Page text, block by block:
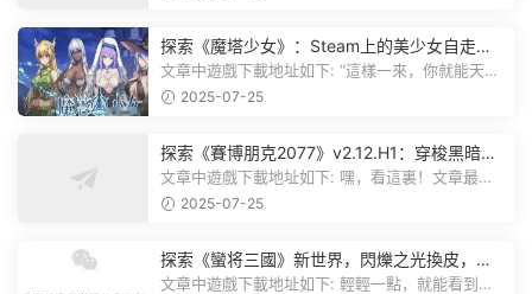
探索《魔塔少女》：Steam上的美少女自走
棋，戰鬥與策略的雙重盛宴！
文章中遊戲下載地址如下: “這樣一來，你就能天天
2025-07-25
探索《賽博朋克2077》v2.12.H1：穿梭黑暗都
市，感受未來世界的震撼
文章中遊戲下載地址如下: 嘿，看這裏！文章最後
有個圖片，點一下就能加入我們的...
2025-07-25
探索《蠻将三國》新世界，閃爍之光換皮，共
赴手遊盛宴！
文章中遊戲下載地址如下: 輕輕一點，就能看到原